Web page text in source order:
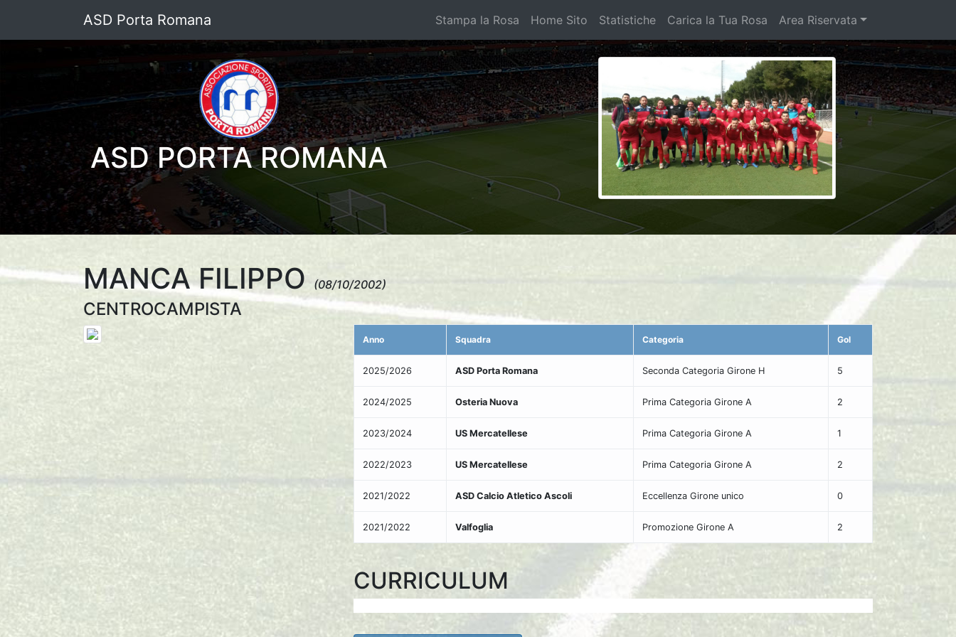
ASD Porta Romana Stampa la Rosa Home Sito Statistiche Carica la Tua Rosa Area Riservata
ASD PORTA ROMANA
MANCA FILIPPO (08/10/2002)
CENTROCAMPISTA
Anno Squadra Categoria Gol
2025/2026 ASD Porta Romana Seconda Categoria Girone H 5
2024/2025 Osteria Nuova Prima Categoria Girone A 2
2023/2024 US Mercatellese Prima Categoria Girone A 1
2022/2023 US Mercatellese Prima Categoria Girone A 2
2021/2022 ASD Calcio Atletico Ascoli Eccellenza Girone unico 0
2021/2022 Valfoglia Promozione Girone A 2
CURRICULUM